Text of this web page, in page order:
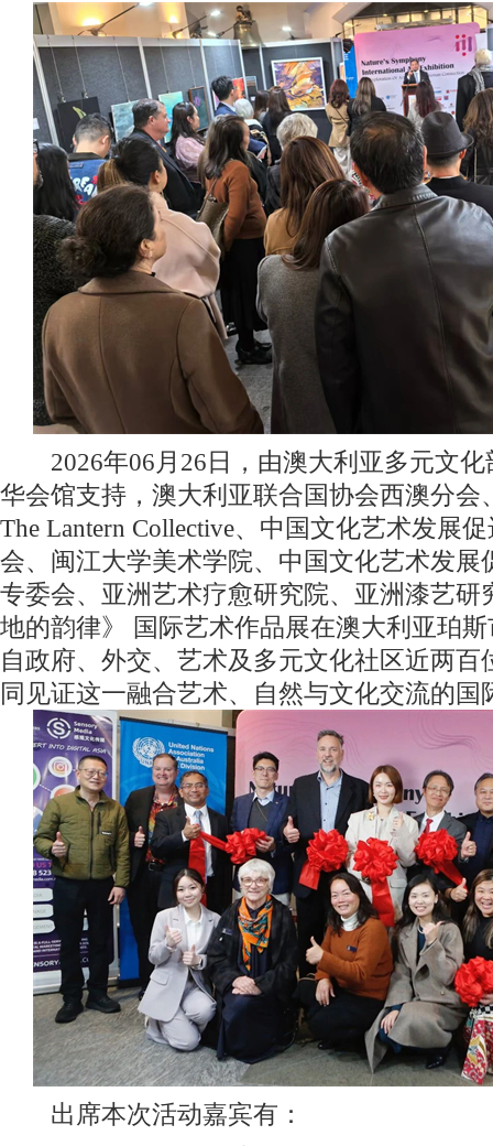
2026年06月26日，由澳大利亚多元文化
华会馆支持，澳大利亚联合国协会西澳分会
The Lantern Collective、中国文化艺术发展
会、闽江大学美术学院、中国文化艺术发展
专委会、亚洲艺术疗愈研究院、亚洲漆艺研
地的韵律》 国际艺术作品展在澳大利亚珀
自政府、外交、艺术及多元文化社区近两百
同见证这一融合艺术、自然与文化交流的国
出席本次活动嘉宾有：